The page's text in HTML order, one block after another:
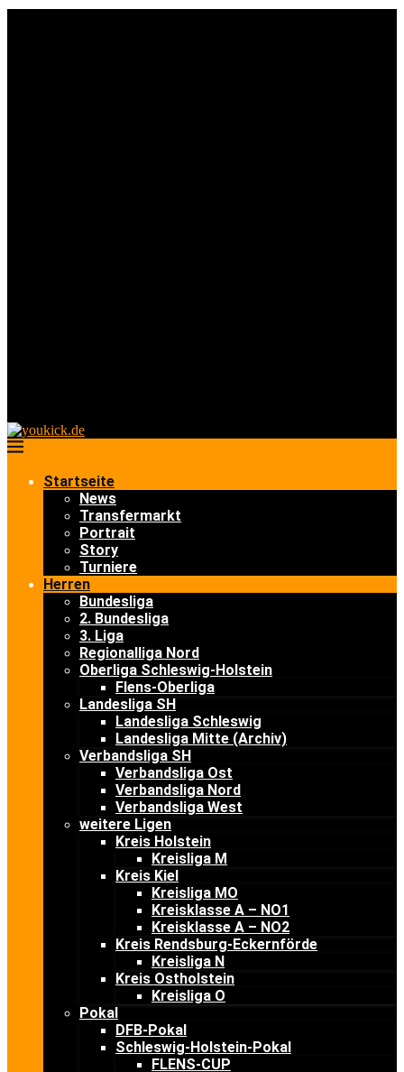
Startseite
News
Transfermarkt
Portrait
Story
Turniere
Herren
Bundesliga
2. Bundesliga
3. Liga
Regionalliga Nord
Oberliga Schleswig-Holstein
Flens-Oberliga
Landesliga SH
Landesliga Schleswig
Landesliga Mitte (Archiv)
Verbandsliga SH
Verbandsliga Ost
Verbandsliga Nord
Verbandsliga West
weitere Ligen
Kreis Holstein
Kreisliga M
Kreis Kiel
Kreisliga MO
Kreisklasse A – NO1
Kreisklasse A – NO2
Kreis Rendsburg-Eckernförde
Kreisliga N
Kreis Ostholstein
Kreisliga O
Pokal
DFB-Pokal
Schleswig-Holstein-Pokal
FLENS-CUP